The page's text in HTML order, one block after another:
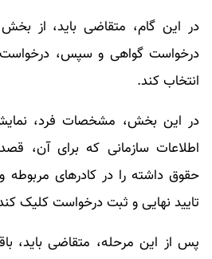
در این گام، متقاضی باید، از
درخواست گواهی و سپس،
انتخاب کند.
در این بخش، مشخصات فرد،
اطلاعات سازمانی که برای آن،
حقوق داشته را در کادرهای مربوطه
تایید نهایی و ثبت درخواست کلیک
پس از این مرحله، متقاضی باید،